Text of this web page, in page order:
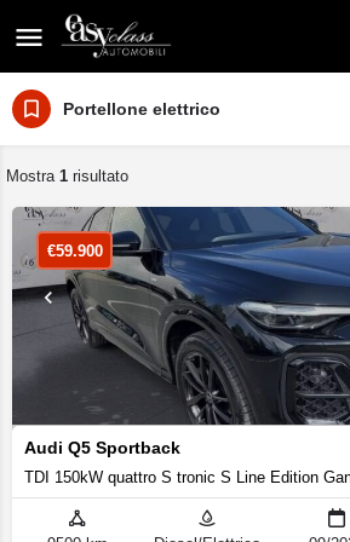
Portellone elettrico
Mostra 1 risultato
Audi Q5 Sportback
TDI 150kW quattro S tronic S Line Edition
€59.900